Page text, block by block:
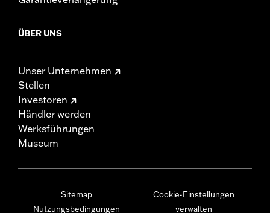
ÜBER UNS
Unser Unternehmen
Stellen
Investoren
Händler werden
Werksführungen
Museum
Sitemap
Nutzungsbedingungen
Cookie-Einstellungen
verwalten